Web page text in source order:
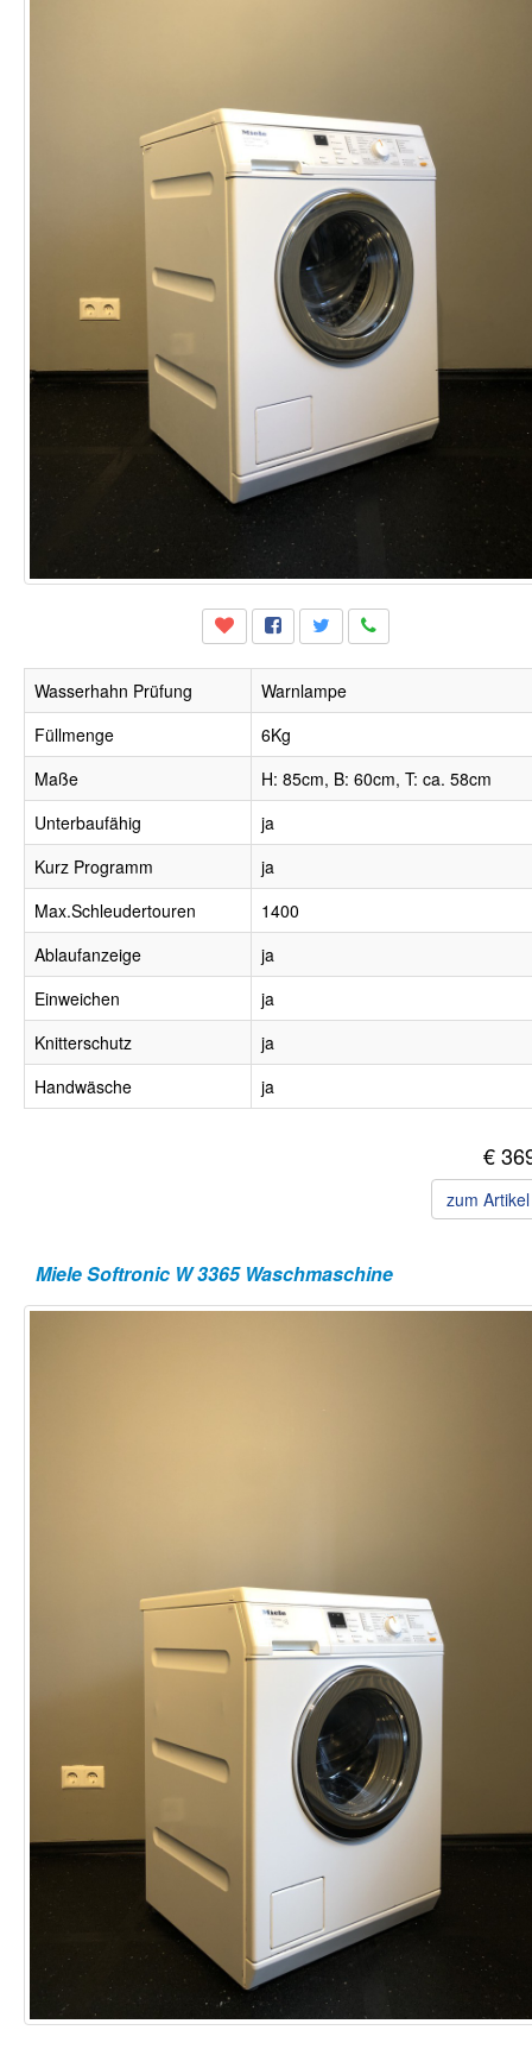
Wasserhahn Prüfung
Warnlampe
Füllmenge
6Kg
Maße
H: 85cm, B: 60cm, T: ca. 58cm
Unterbaufähig
ja
Kurz Programm
ja
Max.Schleudertouren
1400
Ablaufanzeige
ja
Einweichen
ja
Knitterschutz
ja
Handwäsche
ja
€
zum
Miele Softronic W 3365 Waschmaschine